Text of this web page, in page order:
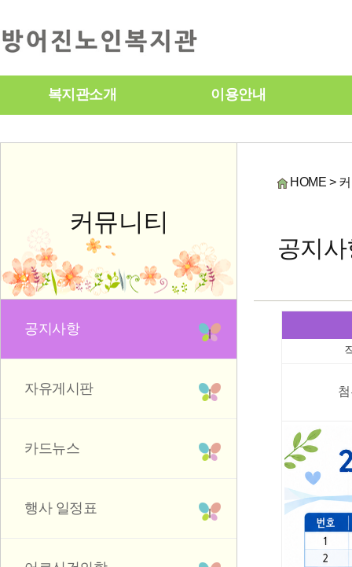
복지관소개 이용안내
커뮤니티
공지사항
자유게시판
카드뉴스
행사 일정표
HOME >
공지